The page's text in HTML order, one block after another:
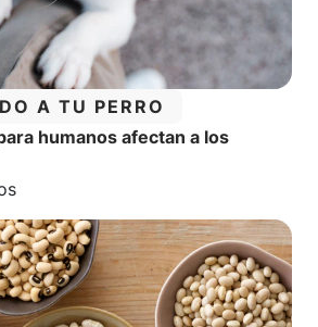
A TU PERRO
humanos afectan a los
lectura: